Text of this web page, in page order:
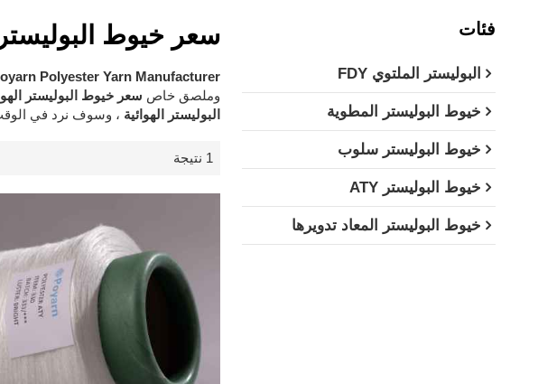
سعر خيوط البوليستر
Polyester Yarn Manufacturer
وملصق خاص سعر خيوط البوليستر
البوليستر الهوائية ، وسوف نرد في
1 نتيجة
فئات
البوليستر الملتوي FDY
خيوط البوليستر المطوية
خيوط البوليستر سلوب
خيوط البوليستر ATY
خيوط البوليستر المعاد تدويرها